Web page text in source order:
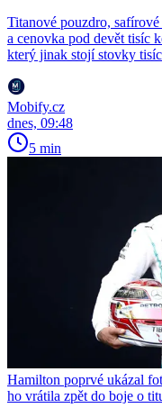
Titanové pouzdro,
a cenovka pod devět tisíc
který jinak stojí stovky
Mobify.cz
dnes, 09:48
5 min
Hamilton poprvé ukázal
ho vrátila zpět do boje o